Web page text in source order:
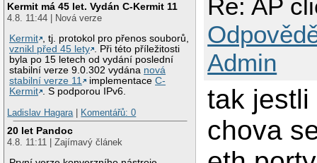
Kermit má 45 let. Vydán C-Kermit 11
4.8. 11:44 | Nová verze
Kermit
, tj. protokol pro přenos souborů,
vznikl před 45 lety
. Při této příležitosti
byla po 15 letech od vydání poslední
stabilní verze 9.0.302 vydána nová
stabilní verze 11
implementaceC-
Kermit
. S podporou IPv6.
Ladislav Hagara | Komentářů: 0
20 let Pandoc
4.8. 11:11 | Zajímavý článek
Re: AP
Admin
tak jestli
chova